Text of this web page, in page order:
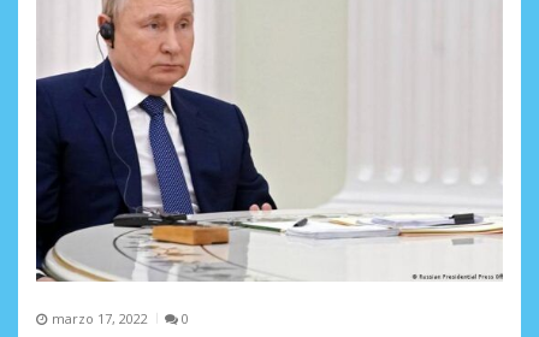
marzo 17, 2022 0